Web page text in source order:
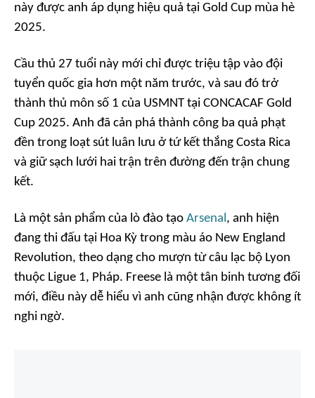
này được anh áp dụng hiệu quả tại Gold Cup mùa hè
2025.
Cầu thủ 27 tuổi này mới chỉ được triệu tập vào đội
tuyển quốc gia hơn một năm trước, và sau đó trở
thành thủ môn số 1 của USMNT tại CONCACAF Gold
Cup 2025. Anh đã cản phá thành công ba quả phạt
đền trong loạt sút luân lưu ở tứ kết thắng Costa Rica
và giữ sạch lưới hai trận trên đường đến trận chung
kết.
Là một sản phẩm của lò đào tạo Arsenal , anh hiện
đang thi đấu tại Hoa Kỳ trong màu áo New England
Revolution, theo dạng cho mượn từ câu lạc bộ Lyon
thuộc Ligue 1, Pháp. Freese là một tân binh tương đối
mới, điều này dễ hiểu vì anh cũng nhận được không ít
nghi ngờ.